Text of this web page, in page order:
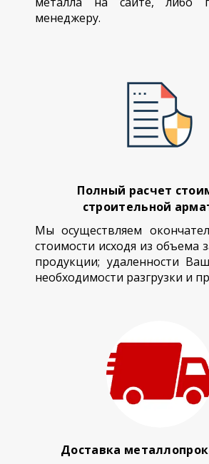
менеджеру.
Полный расчет
строительной
Мы осуществляем
стоимости исходя из объема
продукции; удаленности
необходимости разгрузки и
Доставка